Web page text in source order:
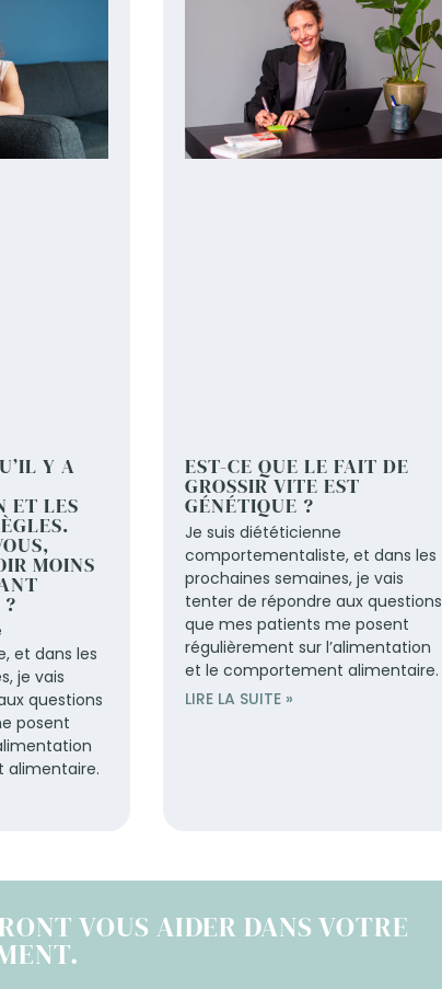
Y A
ET LES
MOINS
et dans les
je vais
questions
posent
EST-CE QUE LE FAIT DE
GROSSIR VITE EST
GÉNÉTIQUE ?
Je suis diététicienne
comportementaliste, et dans les
prochaines semaines, je vais
tenter de répondre aux questions
que mes patients me posent
régulièrement sur l’alimentation
et le comportement alimentaire.
LIRE LA SUITE »
VOUS AIDER DANS VOTRE